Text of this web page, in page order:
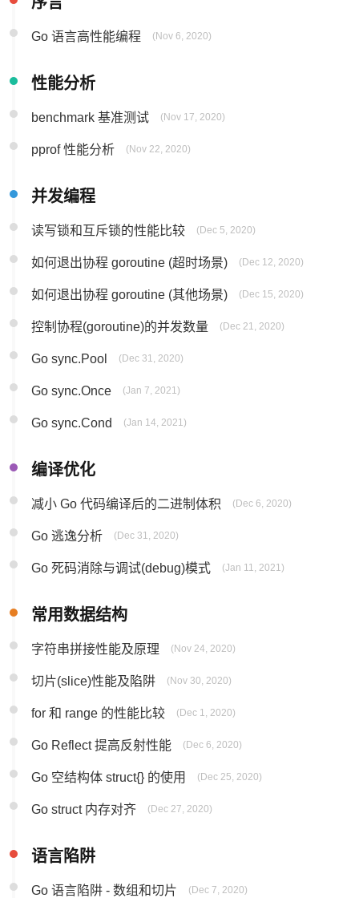
Go 语言高性能编程 (Nov 6, 2020)
性能分析
benchmark 基准测试 (Nov 17, 2020)
pprof 性能分析 (Nov 22, 2020)
并发编程
读写锁和互斥锁的性能比较 (Dec 5, 2020)
如何退出协程 goroutine (超时场景) (Dec 12, 2020)
如何退出协程 goroutine (其他场景) (Dec 15, 2020)
控制协程(goroutine)的并发数量 (Dec 21, 2020)
Go sync.Pool (Dec 31, 2020)
Go sync.Once (Jan 7, 2021)
Go sync.Cond (Jan 14, 2021)
编译优化
减小 Go 代码编译后的二进制体积 (Dec 6, 2020)
Go 逃逸分析 (Dec 31, 2020)
Go 死码消除与调试(debug)模式 (Jan 11, 2021)
常用数据结构
字符串拼接性能及原理 (Nov 24, 2020)
切片(slice)性能及陷阱 (Nov 30, 2020)
for 和 range 的性能比较 (Dec 1, 2020)
Go Reflect 提高反射性能 (Dec 6, 2020)
Go 空结构体 struct{} 的使用 (Dec 25, 2020)
Go struct 内存对齐 (Dec 27, 2020)
语言陷阱
Go 语言陷阱 - 数组和切片 (Dec 7, 2020)